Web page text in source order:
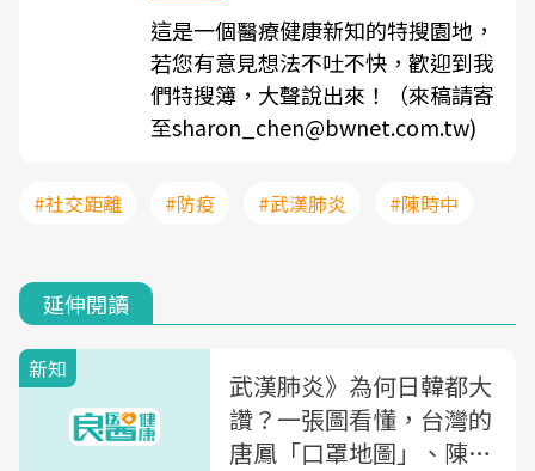
這是一個醫療健康新知的特搜園地，
若您有意見想法不吐不快，歡迎到我
們特搜簿，大聲說出來！（來稿請寄
至sharon_chen@bwnet.com.tw)
#社交距離 #防疫 #武漢肺炎 #陳時中
延伸閱讀
新知
武漢肺炎》為何日韓都大
讚？一張圖看懂，台灣的
唐鳳「口罩地圖」、陳時